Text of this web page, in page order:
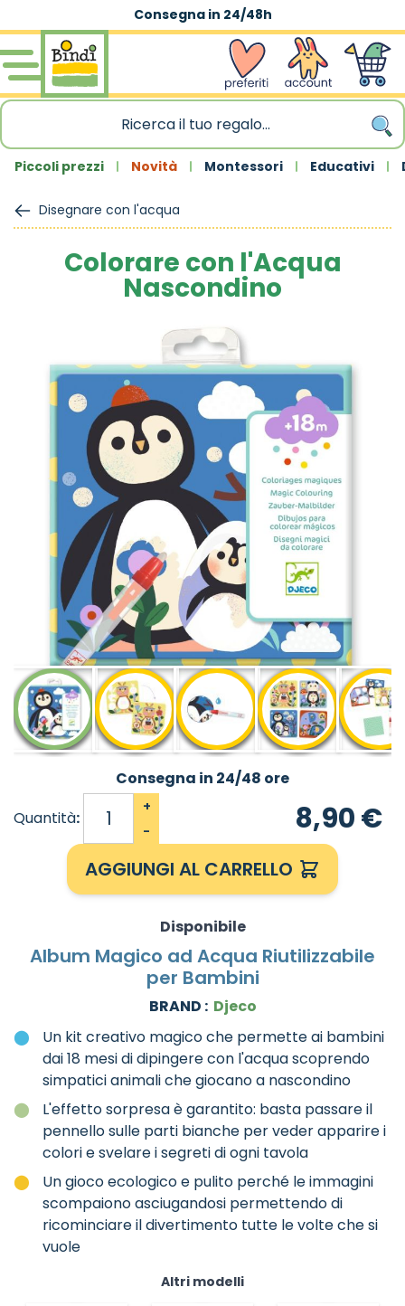
Consegna in 24/48h
Salta al contenuto
wishlist Account Carrello
Piccoli prezzi Novità Montessori Educativi
Disegnare con l'acqua
Colorare con l'Acqua
Nascondino
Consegna in 24/48 ore
Quantità:
+
-
8,90 €
AGGIUNGI AL CARRELLO
Disponibile
Album Magico ad Acqua Riutilizzabile
per Bambini
BRAND : Djeco
Un kit creativo magico che permette ai bambini
dai 18 mesi di dipingere con l'acqua scoprendo
simpatici animali che giocano a nascondino
L'effetto sorpresa è garantito: basta passare il
pennello sulle parti bianche per veder apparire i
colori e svelare i segreti di ogni tavola
Un gioco ecologico e pulito perché le immagini
scompaiono asciugandosi permettendo di
ricominciare il divertimento tutte le volte che si
vuole
Altri modelli